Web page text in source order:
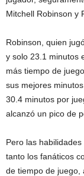
Mitchell Robinson y
Robinson, quien
y solo 23.1 minutos
más tiempo de
sus mejores
30.4 minutos por
alcanzó un pico de
Pero las
tanto los fanáticos
de tiempo de juego,